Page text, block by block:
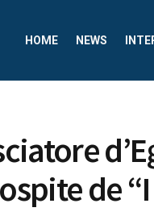
HOME NEWS
de